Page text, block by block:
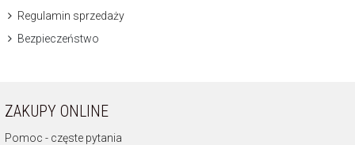
Regulamin sprzedaży
Bezpieczeństwo
ZAKUPY ONLINE
Pomoc - częste pytania